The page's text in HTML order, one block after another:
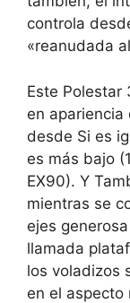
controla
«reanudada
Este Polestar
en apariencia
desde Si es
es más bajo
EX90). Y
mientras se
ejes
llamada
los voladizos
en el